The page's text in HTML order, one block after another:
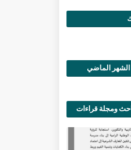
الشهر الماضي
ومجلة قراءات